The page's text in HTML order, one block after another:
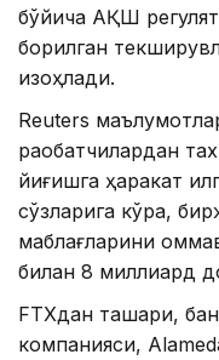
бўйича АҚШ
борилган
изоҳлади.
Reuters
рақобатчилардан
йиғишга ҳаракат
сўзларига кўра,
маблағларини
билан 8 миллиард
FТХдан ташқари,
компанияси,